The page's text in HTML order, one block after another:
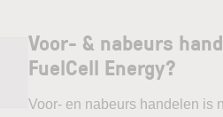
Voor- & nabeurs
FuelCell Energy?
Voor- en nabeurs handelen is